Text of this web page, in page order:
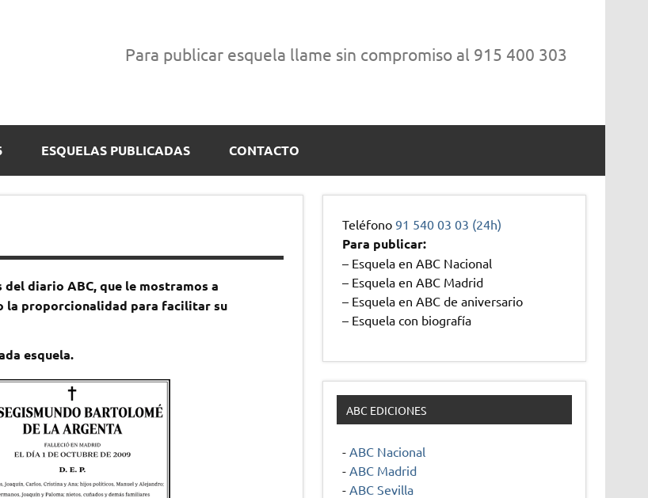
Para publicar esquela llame sin compromiso al 915 400 303
ESQUELAS PUBLICADAS CONTACTO
diario ABC, que le mostramos a
la proporcionalidad para facilitar su
esquela.
Teléfono91 540 03 03 (24h)
Para publicar:
– Esquela en ABC Nacional
– Esquela en ABC Madrid
– Esquela en ABC de aniversario
– Esquela con biografía
ABC EDICIONES
- ABC Nacional
- ABC Madrid
- ABC Sevilla